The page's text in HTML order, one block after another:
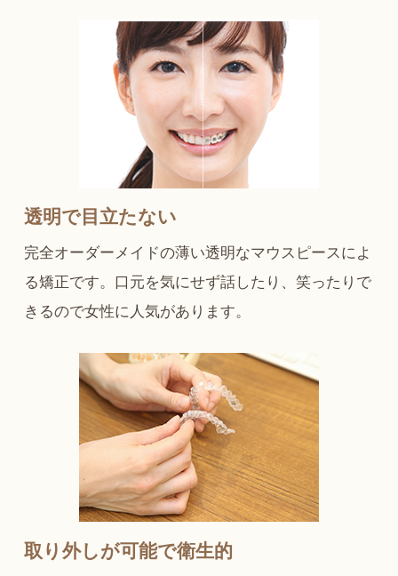
透明で目立たない
完全オーダーメイドの薄い透明なマウスピースによ
る矯正です。口元を気にせず話したり、笑ったりで
きるので女性に人気があります。
取り外しが可能で衛生的